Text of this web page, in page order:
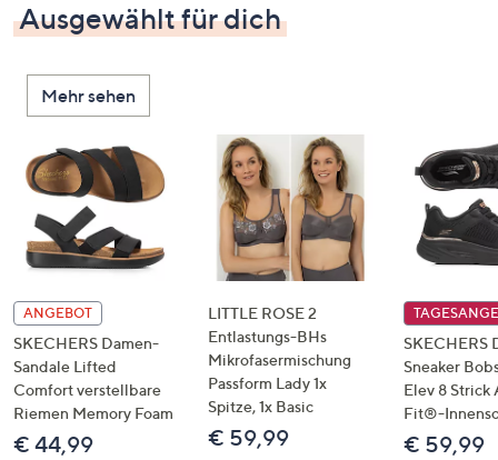
Ausgewählt für dich
Mehr sehen
ANGEBOT
SKECHERS Damen-
Sandale Lifted
Comfort verstellbare
Riemen Memory Foam
€ 44,99
LITTLE ROSE 2
Entlastungs-BHs
Mikrofasermischung
Passform Lady 1x
Spitze, 1x Basic
€ 59,99
SKECHERS
Sneaker
Elev 8 Strick
Fit®-
€ 59,99